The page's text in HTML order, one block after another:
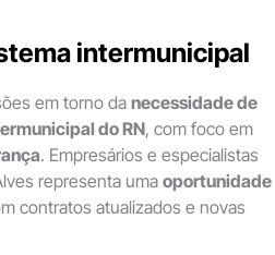
intermunicipal
em torno da necessidade de
do RN, com foco em
. Empresários e especialistas
representa umaoportunidade
contratos atualizados e novas